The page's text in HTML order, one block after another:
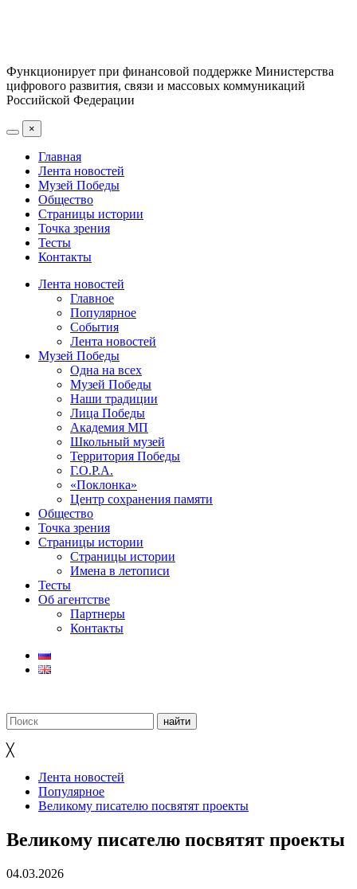
Функционирует при финансовой поддержке Министерства
цифрового развития, связи и массовых коммуникаций
Российской Федерации
×
Главная
Лента новостей
Музей Победы
Общество
Страницы истории
Точка зрения
Тесты
Контакты
Лента новостей
Главное
Популярное
События
Лента новостей
Музей Победы
Одна на всех
Музей Победы
Наши традиции
Лица Победы
Академия МП
Школьный музей
Территория Победы
Г.О.Р.А.
«Поклонка»
Центр сохранения памяти
Общество
Точка зрения
Страницы истории
Страницы истории
Имена в летописи
Тесты
Об агентстве
Партнеры
Контакты
╳
Лента новостей
Популярное
Великому писателю посвятят проекты
Великому писателю посвятят проекты
04.03.2026